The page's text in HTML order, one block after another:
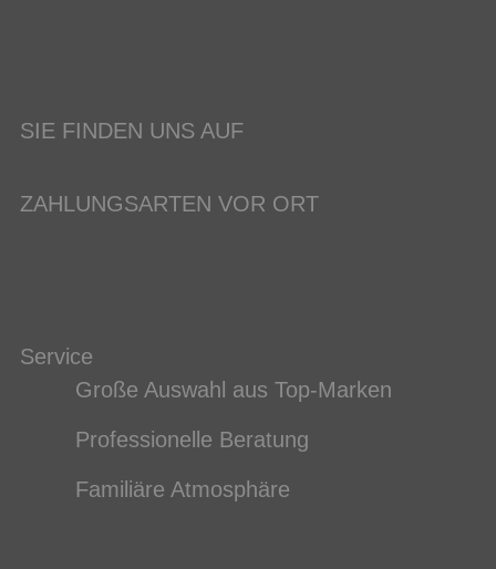
SIE FINDEN UNS AUF
ZAHLUNGSARTEN VOR ORT
Service
Große Auswahl aus Top-Marken
Professionelle Beratung
Familiäre Atmosphäre